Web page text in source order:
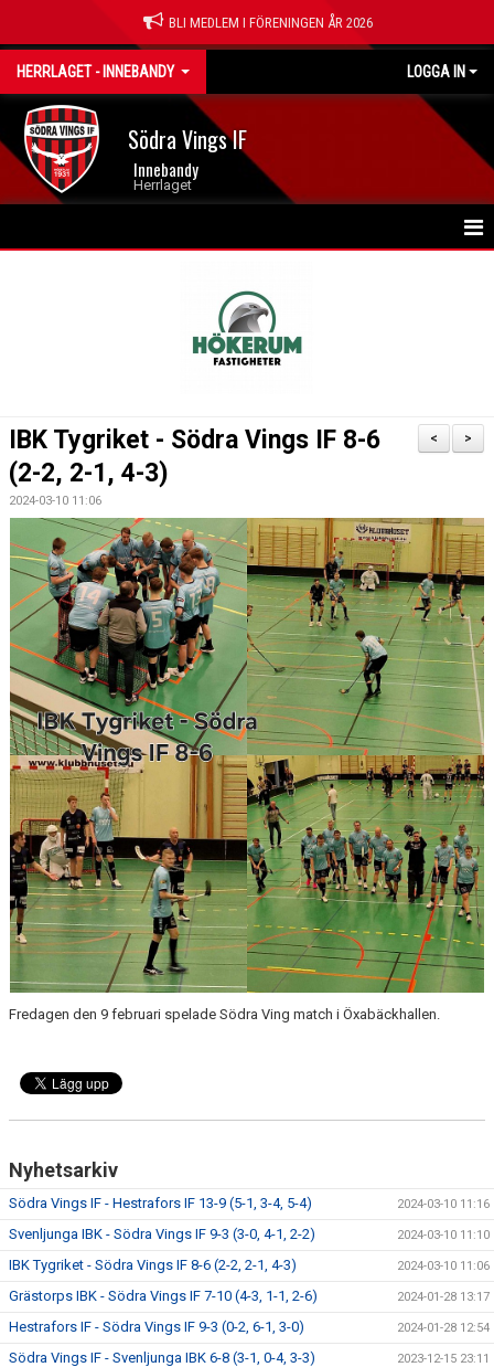
BLI MEDLEM I FÖRENINGEN ÅR 2026
HERRLAGET - INNEBANDY LOGGA IN
Södra Vings IF
Innebandy
Herrlaget
TRUPPEN
BILDGALLERI
DOKUMENT
KONTAKT
>
<
IBK Tygriket - Södra Vings IF 8-6
(2-2, 2-1, 4-3)
2024-03-10 11:06
Fredagen den 9 februari spelade Södra Ving match i Öxabäckhallen.
Nyhetsarkiv
Södra Vings IF - Hestrafors IF 13-9 (5-1, 3-4, 5-4) 2024-03-10 11:16
Svenljunga IBK - Södra Vings IF 9-3 (3-0, 4-1, 2-2) 2024-03-10 11:10
IBK Tygriket - Södra Vings IF 8-6 (2-2, 2-1, 4-3) 2024-03-10 11:06
Grästorps IBK - Södra Vings IF 7-10 (4-3, 1-1, 2-6) 2024-01-28 13:17
Hestrafors IF - Södra Vings IF 9-3 (0-2, 6-1, 3-0) 2024-01-28 12:54
Södra Vings IF - Svenljunga IBK 6-8 (3-1, 0-4, 3-3) 2023-12-15 23:11